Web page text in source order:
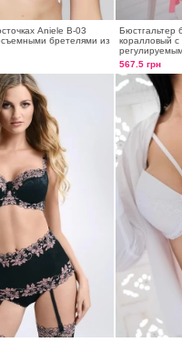
Aniele В-03
бретелями из
Бюстгальтер
коралловый с
567.5 грн